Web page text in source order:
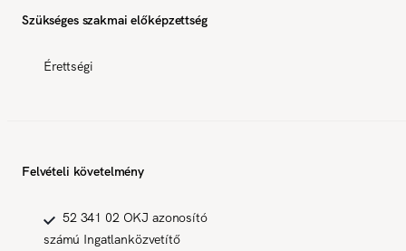
Szükséges szakmai előképzettség
Érettségi
Felvételi követelmény
52 341 02 OKJ azonosító
számú Ingatlanközvetítő